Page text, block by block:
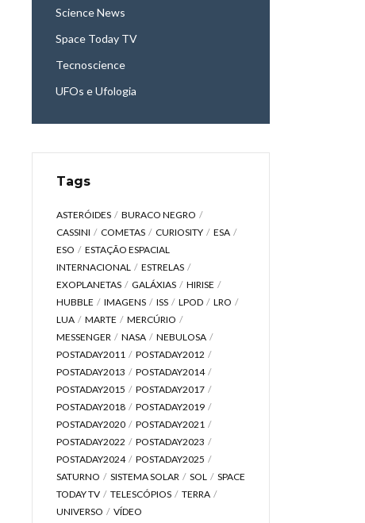
Science News
Space Today TV
Tecnoscience
UFOs e Ufologia
Tags
ASTERÓIDES
BURACO NEGRO
CASSINI
COMETAS CURIOSITY
ESA
ESO
ESTAÇÃO ESPACIAL
INTERNACIONAL
ESTRELAS
EXOPLANETAS
GALÁXIAS
HIRISE
HUBBLE
IMAGENS ISS LPOD
LRO
LUA
MARTE
MERCÚRIO
MESSENGER
NASA
NEBULOSA
POSTADAY2011
POSTADAY2012
POSTADAY2013
POSTADAY2014
POSTADAY2015
POSTADAY2017
POSTADAY2018
POSTADAY2019
POSTADAY2020
POSTADAY2021
POSTADAY2022
POSTADAY2023
POSTADAY2024
POSTADAY2025
SATURNO
SISTEMA SOLAR SOL
SPACE
TODAY TV
TELESCÓPIOS
TERRA
UNIVERSO
VÍDEO